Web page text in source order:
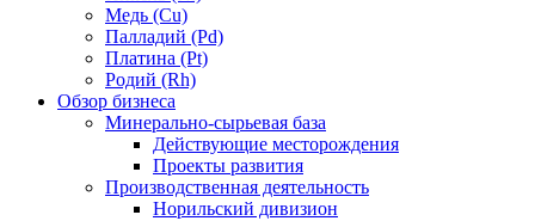
Медь (Cu)
Палладий (Pd)
Платина (Pt)
Родий (Rh)
Обзор бизнеса
Минерально-сырьевая база
Действующие месторождения
Проекты развития
Производственная деятельность
Норильский дивизион